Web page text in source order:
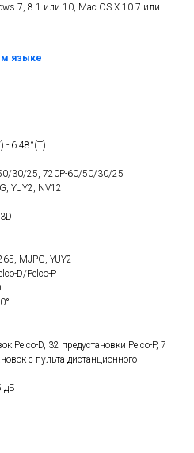
7, 8.1 или 10, Mac OS X 10.7 или
языке
- 6.48°(T)
30/25, 720P-60/50/30/25
YUY2, NV12
MJPG, YUY2
D/Pelco-P
Pelco-D, 32 предустановки Pelco-P, 7
с пульта дистанционного
дБ